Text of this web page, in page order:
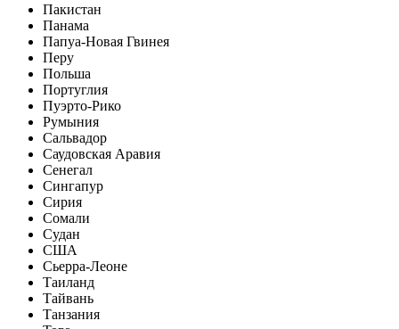
Пакистан
Панама
Папуа-Новая Гвинея
Перу
Польша
Португлия
Пуэрто-Рико
Румыния
Сальвадор
Саудовская Аравия
Сенегал
Сингапур
Сирия
Сомали
Судан
США
Сьерра-Леоне
Таиланд
Тайвань
Танзания